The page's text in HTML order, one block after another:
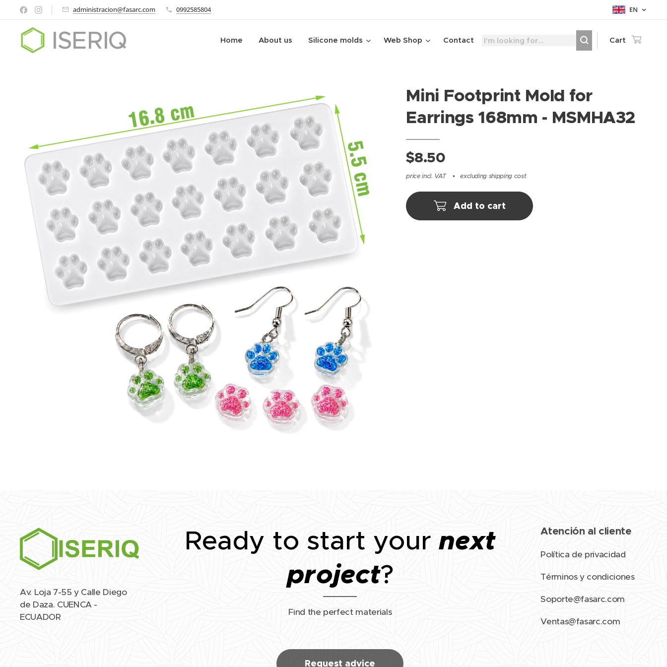
administracion@fasarc.com 0992585804 EN
ISERIQ Home About us Silicone molds Web Shop Contact Cart
Mini Footprint Mold for
Earrings 168mm - MSMHA32
$8.50
price incl. VAT excluding shipping cost
Add to cart
Av. Loja 7-55 y Calle Diego
de Daza. CUENCA -
ECUADOR
Ready to start your next
project?
Find the perfect materials
Request advice
Atención al cliente
Política de privacidad
Términos y condiciones
Soporte@fasarc.com
Ventas@fasarc.com